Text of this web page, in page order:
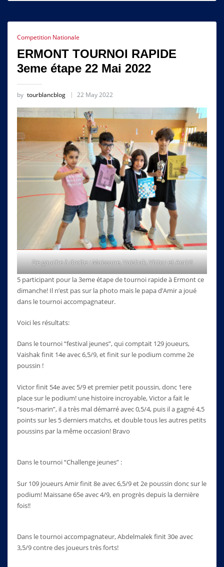
Competition Nationale
ERMONT TOURNOI RAPIDE
3eme étape 22 Mai 2022
by tourblancblog 22 May 2022
De gauche à droite : Maissane, Vaishak, Victor et Amir!!
5 participant pour la 3eme étape de tournoi rapide à Ermont ce
dimanche! Il n’est pas sur la photo mais le papa d’Amir a joué
dans le tournoi accompagnateur.
Voici les résultats:
Dans le tournoi “festival jeunes”, qui comptait 129 joueurs,
Vaishak finit 14e avec 6,5/9, et finit sur le podium comme 2e
poussin !
Victor finit 54e avec 5/9 et premier petit poussin, donc 1ere
place sur le podium! une histoire incroyable, Victor a fait le
“sous-marin”, il a très mal démarré avec 0,5/4, puis il a gagné 4,5
points sur les 5 derniers matchs, et double tous les autres petits
poussins par la même occasion! Bravo
Dans le tournoi “Challenge jeunes” :
Sur 109 joueurs Amir finit 8e avec 6,5/9 et 2e poussin donc sur le
podium! Maissane 65e avec 4/9, en progrès depuis la dernière
fois!!
Dans le tournoi accompagnateur, Abdelmalek finit 30e avec
3,5/9 contre des joueurs très forts!